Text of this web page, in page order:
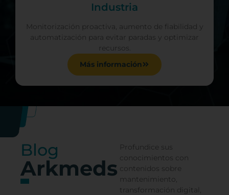
Industria
Monitorización proactiva, aumento de fiabilidad y
automatización para evitar paradas y optimizar
recursos.
Más información
Blog
Arkmeds
Profundice sus
conocimientos con
contenidos sobre
mantenimiento,
transformación digital,